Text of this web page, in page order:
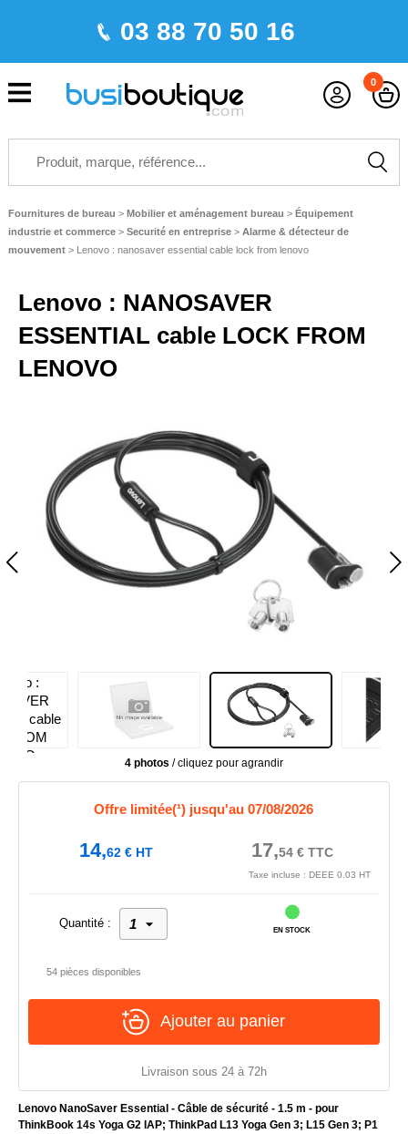
03 88 70 50 16
0
Fournitures de bureau > Mobilier et aménagement bureau > Équipement
industrie et commerce > Securité en entreprise > Alarme & détecteur de
mouvement> Lenovo : nanosaver essential cable lock from lenovo
Lenovo : NANOSAVER
ESSENTIAL cable LOCK FROM
LENOVO
4 photos / cliquez pour agrandir
Lenovo NanoSaver Essential - Câble de sécurité - 1.5 m - pour
ThinkBook 14s Yoga G2 IAP; ThinkPad L13 Yoga Gen 3; L15 Gen 3; P1
Offre limitée(¹) jusqu'au 07/08/2026
14,62€HT 17,54€TTC
Taxe incluse : DEEE 0.03 HT
Quantité :
EN STOCK
54 pièces disponibles
Ajouter au panier
Livraison sous 24 à 72h